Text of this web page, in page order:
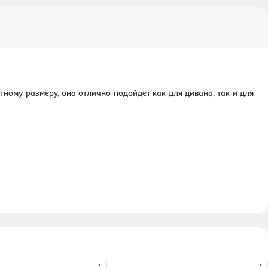
размеру, она отлично подойдет как для дивана, так и для